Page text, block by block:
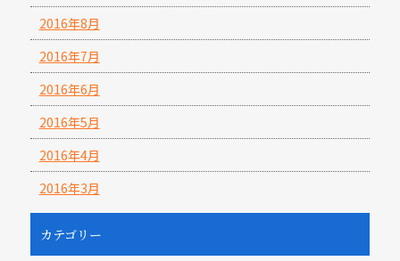
2016年8月
2016年7月
2016年6月
2016年5月
2016年4月
2016年3月
カテゴリー